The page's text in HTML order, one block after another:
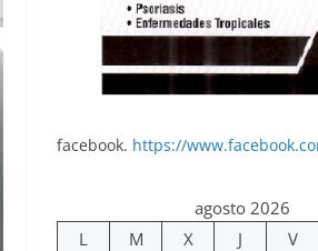
facebook. https://
agosto 2026
L
M X J V